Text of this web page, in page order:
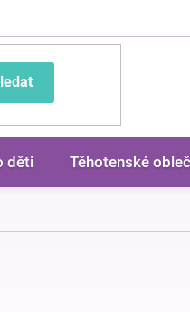
děti Těhotenské